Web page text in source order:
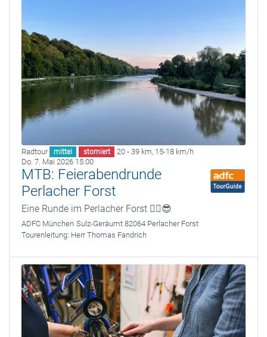
Radtour mittel storniert 20 - 39 km, 15-18 km/h
Do. 7. Mai 2026 15:00
MTB: Feierabendrunde
Perlacher Forst
Eine Runde im Perlacher Forst ✌🏻😎
ADFC München Sulz-Geräumt 82064 Perlacher Forst
Tourenleitung: Herr Thomas Fandrich